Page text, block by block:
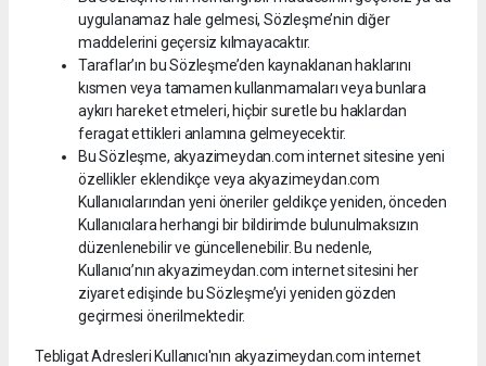
uygulanamaz hale gelmesi, Sözleşme’nin diğer
maddelerini geçersiz kılmayacaktır.
Taraflar’ın bu Sözleşme’den kaynaklanan haklarını
kısmen veya tamamen kullanmamaları veya bunlara
aykırı hareket etmeleri, hiçbir suretle bu haklardan
feragat ettikleri anlamına gelmeyecektir.
Bu Sözleşme, akyazimeydan.com internet sitesine yeni
özellikler eklendikçe veya akyazimeydan.com
Kullanıcılarından yeni öneriler geldikçe yeniden, önceden
Kullanıcılara herhangi bir bildirimde bulunulmaksızın
düzenlenebilir ve güncellenebilir. Bu nedenle,
Kullanıcı’nın akyazimeydan.com internet sitesini her
ziyaret edişinde bu Sözleşme’yi yeniden gözden
geçirmesi önerilmektedir.
Tebligat Adresleri Kullanıcı'nın akyazimeydan.com internet